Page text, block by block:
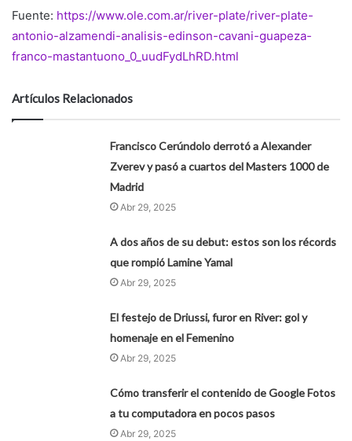
Fuente: https://www.ole.com.ar/river-plate/river-plate-
antonio-alzamendi-analisis-edinson-cavani-guapeza-
franco-mastantuono_0_uudFydLhRD.html
Artículos Relacionados
Francisco Cerúndolo derrotó a Alexander
Zverev y pasó a cuartos del Masters 1000 de
Madrid
Abr 29, 2025
A dos años de su debut: estos son los récords
que rompió Lamine Yamal
Abr 29, 2025
El festejo de Driussi, furor en River: gol y
homenaje en el Femenino
Abr 29, 2025
Cómo transferir el contenido de Google Fotos
a tu computadora en pocos pasos
Abr 29, 2025